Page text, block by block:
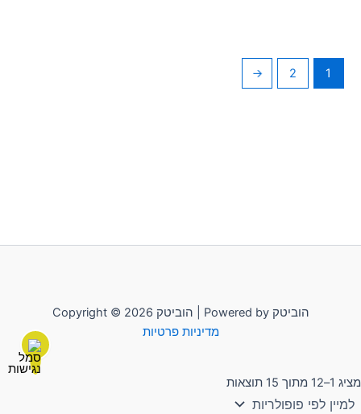
מציג 1–12 מתוך 15 תוצאות
1
2
←
Copyright © 2026 הוביטק | Powered by הוביטק
מדיניות פרטיות